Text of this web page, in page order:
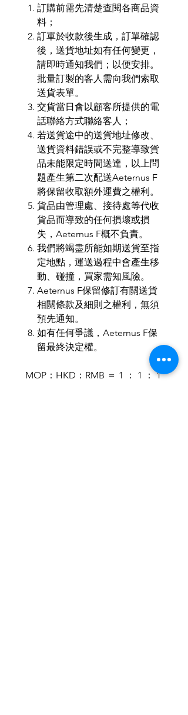
訂購前需先清楚查閱各商品資
料；
訂單於收款後生成，訂單確認
後，送貨地址如有任何變更，
請即時通知我們；以便安排。
批量訂製的客人需向我們索取
送貨表單。
交貨當日會以顧客所提供的電
話聯絡方式聯絡客人；
若送貨途中的送貨地址修改、
送貨資料錯誤或不完整導致貨
品未能限定時間送達，以上問
題產生第二次配送Aeternus F
將保留收取額外運費之權利。
貨品由管理處、接待處等代收
貨品而導致的任何損壞或損
失，Aeternus F概不負責。
我們將竭盡所能如期送貨至指
定地點，運送過程中會產生移
動、碰撞，買家需知風險。
Aeternus F保留修訂有關送貨
相關條款及細則之權利，無須
預先通知。
如有任何爭議，Aeternus F保
留最終決定權。
MOP：HKD：RMB ＝ 1 ： 1 ： 1